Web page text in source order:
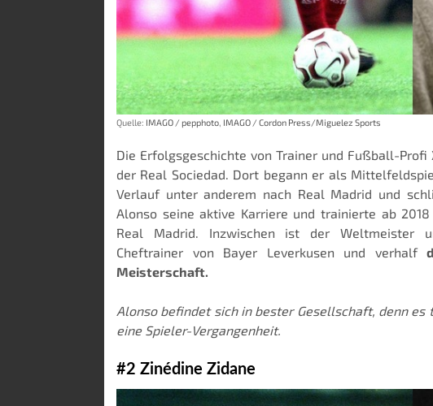
Quelle: IMAGO / pepphoto, IMAGO / Cordon Press/Miguelez Sports
Die Erfolgsgeschichte von Trainer und Fußball-
der Real Sociedad. Dort begann er als
Verlauf unter anderem nach Real Madrid und
Alonso seine aktive Karriere und trainierte ab
Real Madrid. Inzwischen ist der Weltmeister
Cheftrainer von Bayer Leverkusen und verhalf
Meisterschaft.
Alonso befindet sich in bester Gesellschaft, denn
eine Spieler-Vergangenheit.
#2 Zinédine Zidane